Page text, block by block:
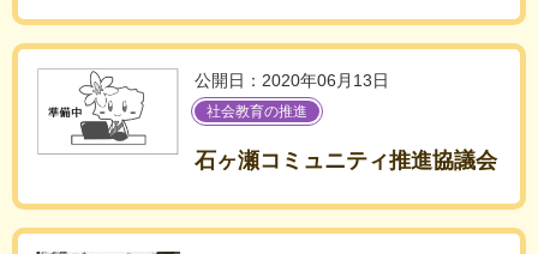
公開日：2020年06月13日
社会教育の推進
石ヶ瀬コミュニティ推進協議会